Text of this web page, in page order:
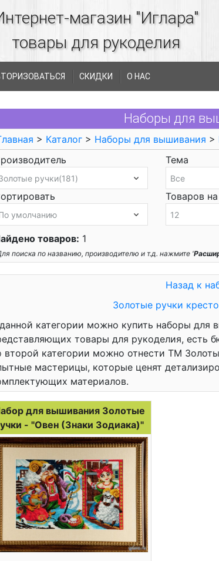
магазин "Иглара"
товары для рукоделия
СКИДКИ О НАС
Наборы для
> Каталог > Наборы для вышивания >
Тема
Товаров
товаров: 1
поиска по названию, производителю и т.д. нажмите '
Назад к
Золотые ручки
категории можно купить наборы
товары для рукоделия, есть
второй категории можно отнести ТМ
мастерицы, которые ценят
материалов.
для вышивания Золотые
- "Овен (Знаки Зодиака)"